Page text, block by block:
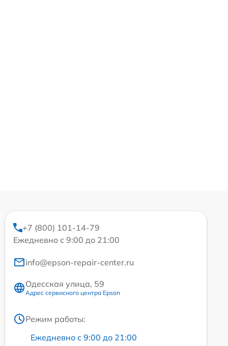
+7 (800) 101-14-79
Ежедневно с 9:00 до 21:00
info@epson-repair-center.ru
Одесская улица, 59
Адрес сервисного центра Epson
Режим работы:
Ежедневно с 9:00 до 21:00